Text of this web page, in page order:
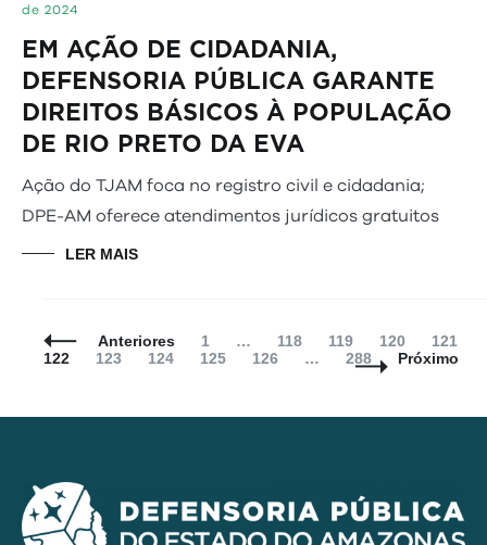
de 2024
EM AÇÃO DE CIDADANIA,
DEFENSORIA PÚBLICA GARANTE
DIREITOS BÁSICOS À POPULAÇÃO
DE RIO PRETO DA EVA
Ação do TJAM foca no registro civil e cidadania;
DPE-AM oferece atendimentos jurídicos gratuitos
LER MAIS
Navegação
de
Anteriores Página
1 … Página
118 Página
119 Página
120 Página
121
122
Página
123 Página
124 Página
125 Página
126 … Página
288 Próximo